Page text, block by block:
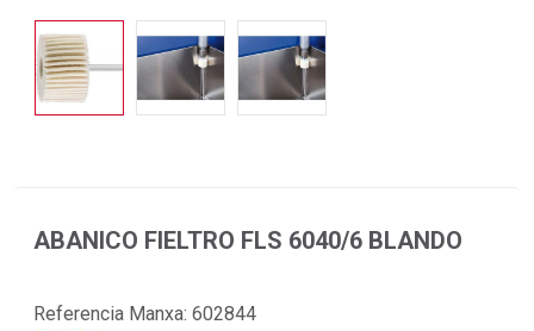
ABANICO FIELTRO FLS 6040/6 BLANDO
Referencia Manxa: 602844